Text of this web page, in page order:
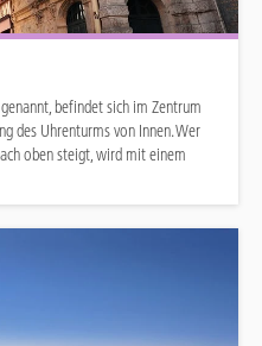
befindet sich im Zentrum
des Uhrenturms von Innen. Wer
oben steigt, wird mit einem